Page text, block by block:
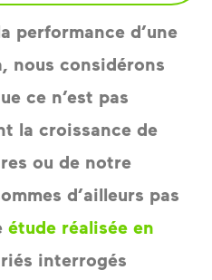
performance d’une
nous considérons
ce n’est pas
la croissance de
ou de notre
d’ailleurs pas
étude réalisée en
interrogés